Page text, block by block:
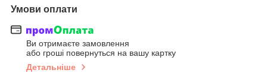
Умови оплати
Ви отримаєте замовлення
або гроші повернуться на вашу картку
Детальніше